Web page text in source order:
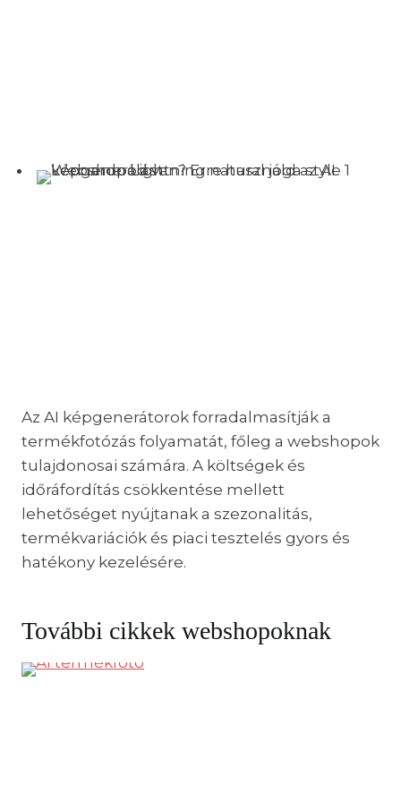
Az AI képgenerátorok forradalmasítják a
termékfotózás folyamatát, főleg a webshopok
tulajdonosai számára. A költségek és
időráfordítás csökkentése mellett
lehetőséget nyújtanak a szezonalitás,
termékvariációk és piaci tesztelés gyors és
hatékony kezelésére.
További cikkek webshopoknak